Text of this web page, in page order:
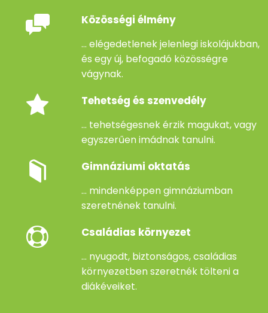
Közösségi élmény
... elégedetlenek jelenlegi iskolájukban,
és egy új, befogadó közösségre
vágynak.
Tehetség és szenvedély
... tehetségesnek érzik magukat, vagy
egyszerűen imádnak tanulni.
Gimnáziumi oktatás
... mindenképpen gimnáziumban
szeretnének tanulni.
Családias környezet
... nyugodt, biztonságos, családias
környezetben szeretnék tölteni a
diákéveiket.